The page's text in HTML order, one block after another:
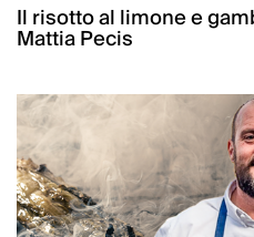
Il risotto al limone e
Mattia Pecis